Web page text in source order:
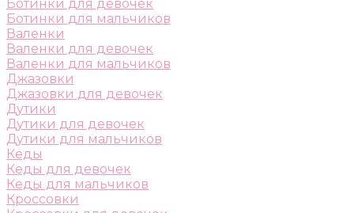
Ботинки для девочек
Ботинки для мальчиков
Валенки
Валенки для девочек
Валенки для мальчиков
Джазовки
Джазовки для девочек
Дутики
Дутики для девочек
Дутики для мальчиков
Кеды
Кеды для девочек
Кеды для мальчиков
Кроссовки